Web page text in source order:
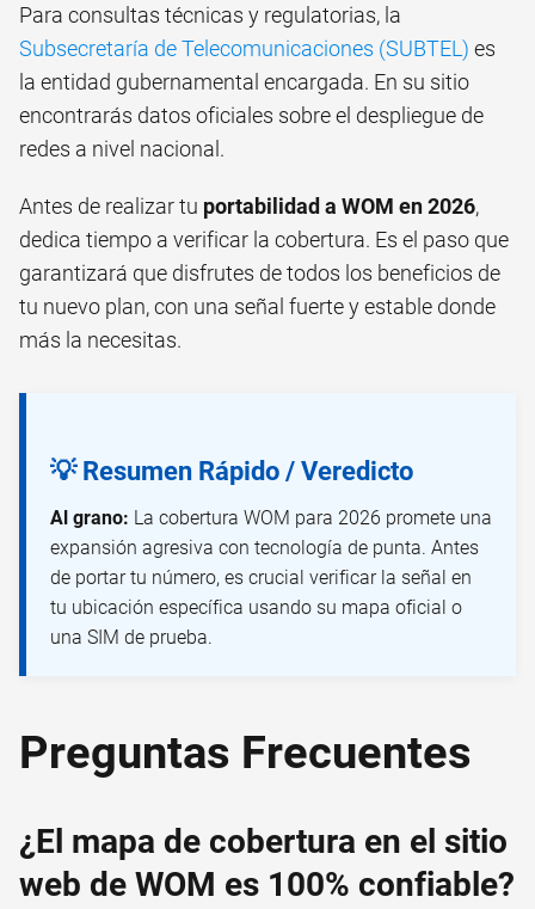
Para consultas técnicas y regulatorias, la
Subsecretaría de Telecomunicaciones (SUBTEL) es
la entidad gubernamental encargada. En su sitio
encontrarás datos oficiales sobre el despliegue de
redes a nivel nacional.
Antes de realizar tu portabilidad a WOM en 2026,
dedica tiempo a verificar la cobertura. Es el paso que
garantizará que disfrutes de todos los beneficios de
tu nuevo plan, con una señal fuerte y estable donde
más la necesitas.
💡 Resumen Rápido / Veredicto
Al grano: La cobertura WOM para 2026 promete una
expansión agresiva con tecnología de punta. Antes
de portar tu número, es crucial verificar la señal en
tu ubicación específica usando su mapa oficial o
una SIM de prueba.
Preguntas Frecuentes
¿El mapa de cobertura en el sitio
web de WOM es 100% confiable?